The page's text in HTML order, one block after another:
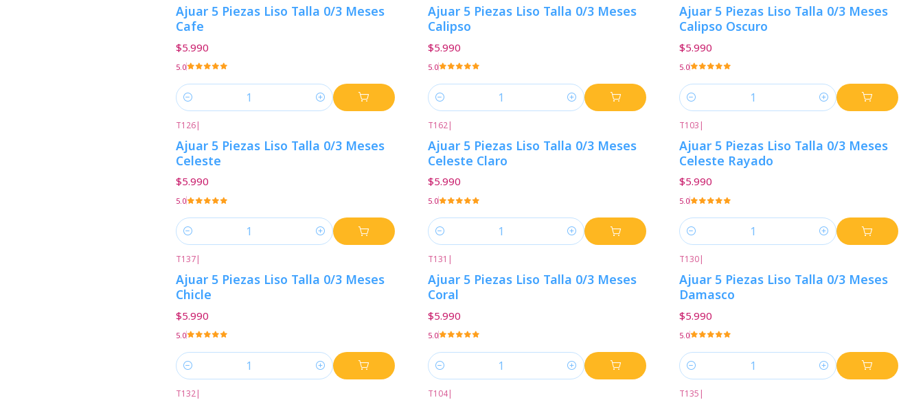
Ajuar 5 Piezas Liso Talla 0/3 Meses
Cafe
$5.990
5.0
Cantidad
Ajuar 5 Piezas Liso Talla 0/3 Meses
Calipso
$5.990
5.0
Cantidad
Ajuar 5 Piezas Liso Talla 0/3 Meses
Calipso Oscuro
$5.990
5.0
Cantidad
T126|
Ajuar 5 Piezas Liso Talla 0/3 Meses
Celeste
$5.990
5.0
Cantidad
T162|
Ajuar 5 Piezas Liso Talla 0/3 Meses
Celeste Claro
$5.990
5.0
Cantidad
T103 |
Ajuar 5 Piezas Liso Talla 0/3 Meses
Celeste Rayado
$5.990
5.0
Cantidad
T137|
Ajuar 5 Piezas Liso Talla 0/3 Meses
Chicle
$5.990
5.0
Cantidad
T131 |
Ajuar 5 Piezas Liso Talla 0/3 Meses
Coral
$5.990
5.0
Cantidad
T130|
Ajuar 5 Piezas Liso Talla 0/3 Meses
Damasco
$5.990
5.0
Cantidad
T132| T104| T135 |